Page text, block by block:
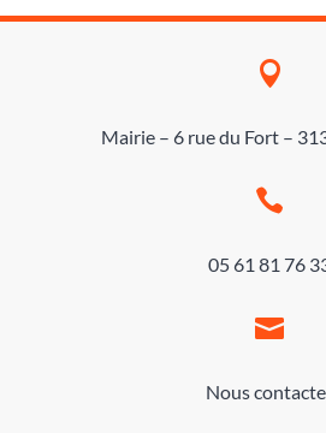

Mairie – 6 rue du Fort –

05 61 81 76

Nous